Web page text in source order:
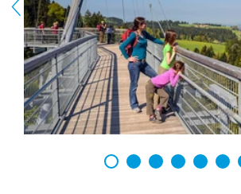
1 2 3 4 5 6